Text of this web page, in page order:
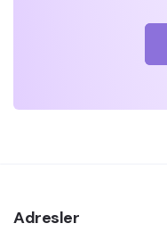
Adresler